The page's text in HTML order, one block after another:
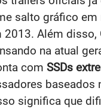
salto gráfico em
2013. Além disso,
na atual
com SSDs
baseados
significa que